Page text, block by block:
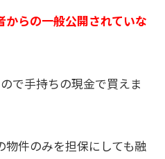
からの一般公開されていな
で手持ちの現金で買えま
件のみを担保にしても融